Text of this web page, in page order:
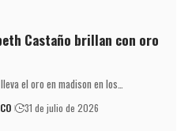
Castaño brillan con oro
el oro en madison en los…
31 de julio de 2026